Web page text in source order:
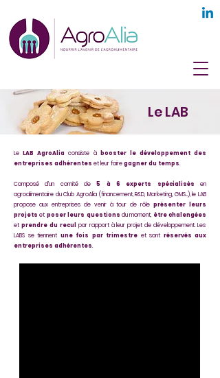
Le LAB
LeLAB AgroAlia consiste à
booster le développement des
entreprises adhérentes et leur fairegagner du temps.
Composé d'un comité de5 à 6 experts spécialisés en
agroalimentaire du Club AgroAlia (financement, R&D, Marketing, GMS...), le LAB
propose aux entreprises de venir à tour de rôle présenter leurs
projets et poser leurs questions du moment, être chalengées
et prendre du recul
par rapport à leur projet de développement. Les
LABS se tiennent une fois par trimestre et sont réservés aux
entreprises adhérentes.